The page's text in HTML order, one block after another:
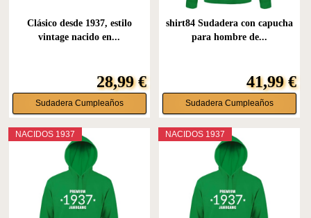
Clásico desde 1937, estilo
vintage nacido en...
28,99 €
Sudadera Cumpleaños
shirt84 Sudadera con capucha
para hombre de...
41,99 €
Sudadera Cumpleaños
NACIDOS 1937 NACIDOS 1937